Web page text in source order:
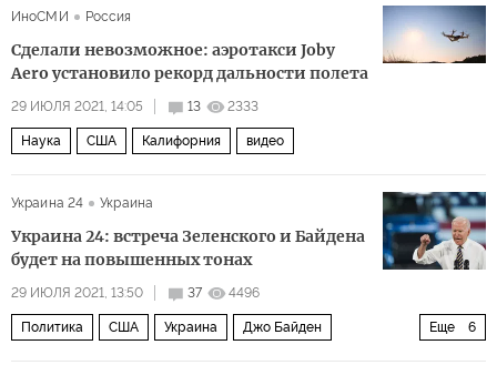
ИноСМИ Россия
Сделали невозможное: аэротакси Joby
Aero установило рекорд дальности полета
29 ИЮЛЯ 2021, 14:05 13 2333
Наука США Калифорния видео
Украина 24 Украина
Украина 24: встреча Зеленского и Байдена
будет на повышенных тонах
29 ИЮЛЯ 2021, 13:50 37 4496
Еще 6
Политика США Украина Джо Байден